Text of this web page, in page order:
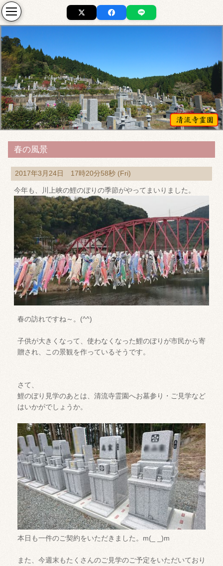
春の風景
2017年3月24日 17時20分58秒 (Fri)
今年も、川上峡の鯉のぼりの季節がやってまいりました。
春の訪れですね～。(^^)
子供が大きくなって、使わなくなった鯉のぼりが市民から寄
贈され、この景観を作っているそうです。
さて、
鯉のぼり見学のあとは、清流寺霊園へお墓参り・ご見学など
はいかがでしょうか。
本日も一件のご契約をいただきました。m(_ _)m
また、今週末もたくさんのご見学のご予定をいただいており